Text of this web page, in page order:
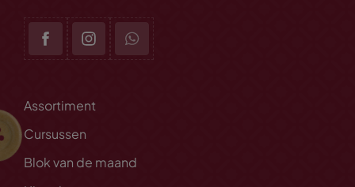
Assortiment
Cursussen
Blok van de maand